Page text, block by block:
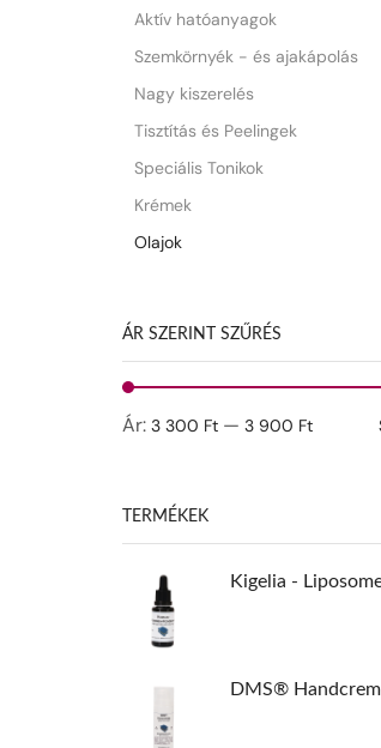
Aktív hatóanyagok
Szemkörnyék - és ajakápolás
Nagy kiszerelés
Tisztítás és Peelingek
Speciális Tonikok
Krémek
Olajok
ÁR SZERINT SZŰRÉS
Ár: 3 300 Ft — 3 900 Ft
TERMÉKEK
DMS®